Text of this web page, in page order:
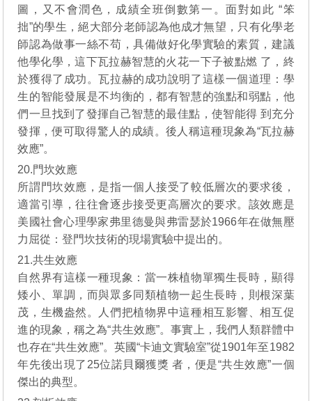
圖，又不會潤色，成績全班倒數第一。面對如此 “笨
拙”的學生，絕大部分老師認為他成才無望，只有化學老
師認為做事一絲不苟，具備做好化學實驗的素質，建議
他學化學，這下瓦拉赫智慧的火花一下子被點燃 了，終
於獲得了成功。瓦拉赫的成功說明了這樣一個道理：學
生的智能發展是不均衡的，都有智慧的強點和弱點，他
們一旦找到了發揮自己智慧的最佳點，使智能得 到充分
發揮，便可取得驚人的成績。後人稱這種現象為“瓦拉赫
效應”。
20.門坎效應
所謂門坎效應，是指一個人接受了較低層次的要求後，
適當引導，往往會逐步接受更高層次的要求。該效應是
美國社會心理學家弗里德曼與弗雷瑟於1966年在做無壓
力屈從：登門坎技術的現場實驗中提出的。
21.共生效應
自然界有這樣一種現象：當一株植物單獨生長時，顯得
矮小、單調，而與眾多同類植物一起生長時，則根深葉
茂，生機盎然。人們把植物界中這種相互影響、相互促
進的現象，稱之為“共生效應”。事實上，我們人類群體中
也存在“共生效應”。英國“卡迪文實驗室”從1901年至1982
年先後出現了25位諾貝爾獲獎 者，便是“共生效應”一個
傑出的典型。